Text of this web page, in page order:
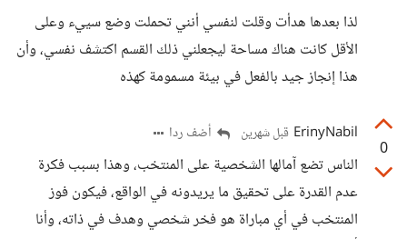
لذا بعدها هدأت وقلت لنفسي أنني تحملت وضع سييء وعلى
الأقل كانت هناك مساحة ليجعلني ذلك القسم اكتشف نفسي، وأن
هذا إنجاز جيد بالفعل في بيئة مسمومة كهذه
0
ErinyNabil قبل شهرين أضف ردا
الناس تضع آمالها الشخصية على المنتخب، وهذا بسبب فكرة
عدم القدرة على تحقيق ما يريدونه في الواقع، فيكون فوز
المنتخب في أي مباراة هو فخر شخصي وهدف في ذاته، وأنا